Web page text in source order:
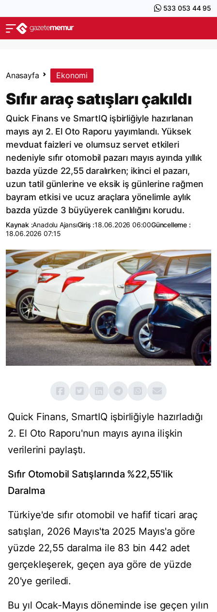
533 053 44 95
Anasayfa Ekonomi
Sıfır araç satışları çakıldı
Quick Finans ve SmartIQ işbirliğiyle hazırlanan
mayıs ayı 2. El Oto Raporu yayımlandı. Yüksek
mevduat faizleri ve olumsuz servet etkileri
nedeniyle sıfır otomobil pazarı mayıs ayında yıllık
bazda yüzde 22,55 daralırken; ikinci el pazarı,
uzun tatil günlerine ve eksik iş günlerine rağmen
bayram etkisi ve ucuz araçlara yönelimle aylık
bazda yüzde 3 büyüyerek canlılığını korudu.
Kaynak :Anadolu AjansıGiriş :18.06.2026 06:00Güncelleme :
18.06.2026 07:15
Quick Finans, SmartIQ işbirliğiyle hazırladığı
2. El Oto Raporu'nun mayıs ayına ilişkin
verilerini paylaştı.
Sıfır Otomobil Satışlarında %22,55'lik
Daralma
Türkiye'de sıfır otomobil ve hafif ticari araç
satışları, 2026 Mayıs'ta 2025 Mayıs'a göre
yüzde 22,55 daralma ile 83 bin 442 adet
gerçekleşerek, geçen aya göre de yüzde
20'ye geriledi.
Bu yıl Ocak-Mayıs döneminde ise geçen yılın